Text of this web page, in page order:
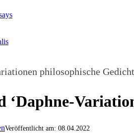
philosophische
‘Daphne-
Veröffentlicht am: 08.04.2022